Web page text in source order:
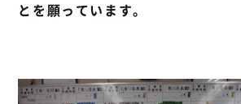
とを願っています。